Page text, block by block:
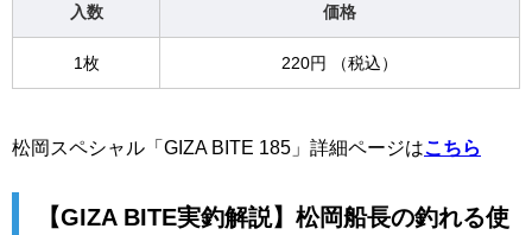
入数 価格
1枚 220円 （税込）
松岡スペシャル「GIZA BITE 185」詳細ページはこちら
【GIZA BITE実釣解説】松岡船長の釣れる使